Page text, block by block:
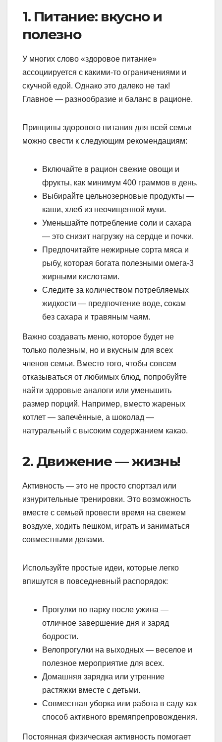
1. Питание: вкусно и
полезно
У многих слово «здоровое питание»
ассоциируется с какими-то ограничениями и
скучной едой. Однако это далеко не так!
Главное — разнообразие и баланс в рационе.
Принципы здорового питания для всей семьи
можно свести к следующим рекомендациям:
Включайте в рацион свежие овощи и
фрукты, как минимум 400 граммов в день.
Выбирайте цельнозерновые продукты —
каши, хлеб из неочищенной муки.
Уменьшайте потребление соли и сахара
— это снизит нагрузку на сердце и почки.
Предпочитайте нежирные сорта мяса и
рыбу, которая богата полезными омега-3
жирными кислотами.
Следите за количеством потребляемых
жидкости — предпочтение воде, сокам
без сахара и травяным чаям.
Важно создавать меню, которое будет не
только полезным, но и вкусным для всех
членов семьи. Вместо того, чтобы совсем
отказываться от любимых блюд, попробуйте
найти здоровые аналоги или уменьшить
размер порций. Например, вместо жареных
котлет — запечённые, а шоколад —
натуральный с высоким содержанием какао.
2. Движение — жизнь!
Активность — это не просто спортзал или
изнурительные тренировки. Это возможность
вместе с семьей провести время на свежем
воздухе, ходить пешком, играть и заниматься
совместными делами.
Используйте простые идеи, которые легко
впишутся в повседневный распорядок:
Прогулки по парку после ужина —
отличное завершение дня и заряд
бодрости.
Велопрогулки на выходных — веселое и
полезное мероприятие для всех.
Домашняя зарядка или утренние
растяжки вместе с детьми.
Совместная уборка или работа в саду как
способ активного времяпрепровождения.
Постоянная физическая активность помогает